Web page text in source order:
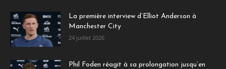
La première interview d’Elliot Anderson à
Manchester City
24 juillet 2026
Phil Foden réagit à sa prolongation jusqu’en